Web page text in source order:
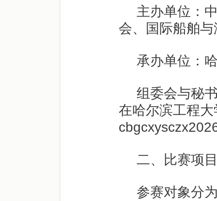
主办单位：
会、国际船舶
承办单位：
组委会与秘
在哈尔滨工程
二、比赛项
参赛对象分